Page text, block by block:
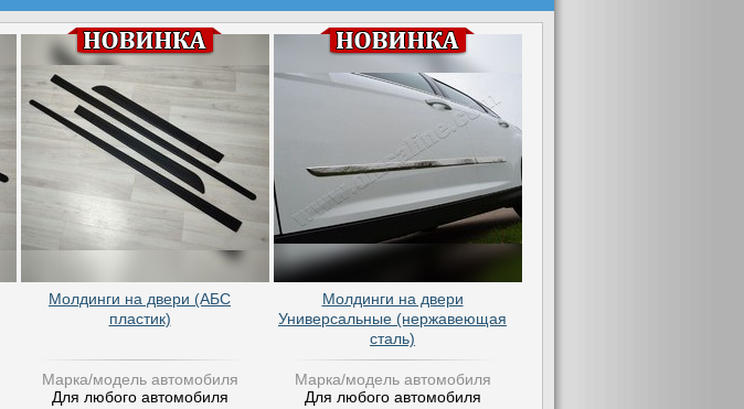
Молдинги на двери (АБС
пластик)
Марка/модель автомобиля
Для любого автомобиля
Молдинги на двери
Универсальные (нержавеющая
сталь)
Марка/модель автомобиля
Для любого автомобиля